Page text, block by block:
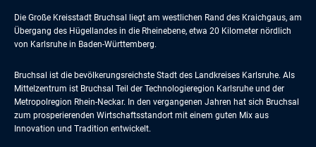
Die Große Kreisstadt Bruchsal liegt am westlichen Rand des Kraichgaus, am
Übergang des Hügellandes in die Rheinebene, etwa 20 Kilometer nördlich
von Karlsruhe in Baden-Württemberg.
Bruchsal ist die bevölkerungsreichste Stadt des Landkreises Karlsruhe. Als
Mittelzentrum ist Bruchsal Teil der Technologieregion Karlsruhe und der
Metropolregion Rhein-Neckar. In den vergangenen Jahren hat sich Bruchsal
zum prosperierenden Wirtschaftsstandort mit einem guten Mix aus
Innovation und Tradition entwickelt.